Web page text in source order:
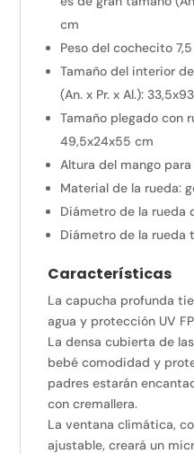
cm
Peso del cochecito
Tamaño del interior
(An. x Pr. x Al.):
Tamaño plegado con
49,5x24x55 cm
Altura del mango
Material de la rueda:
Diámetro de la rueda
Diámetro de la rueda
Características
La capucha profunda
agua y protección UV
La densa cubierta de
bebé comodidad y
padres estarán
con cremallera.
La ventana climática,
ajustable, creará un